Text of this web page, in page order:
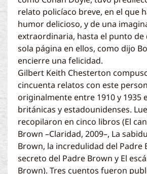
relato policíaco breve, en el que
humor delicioso, y de una
extraordinaria, hasta el punto de
sola página en ellos, como dijo
encierre una felicidad.
Gilbert Keith Chesterton
cincuenta relatos con este
originalmente entre 1910 y 1935
británicas y estadounidenses.
recopilaron en cinco libros (El
Brown –Claridad, 2009–, La
Brown, la incredulidad del Padre
secreto del Padre Brown y El
Brown). Tres cuentos fueron